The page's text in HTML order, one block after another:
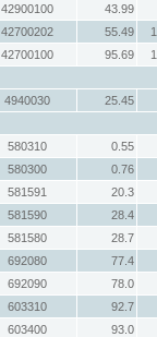
42900100
43.99
42700202 55.49
42700100 95.69
4940030
25.45
580310
0.55
580300
0.76
581591
20.3
581590
28.4
581580
28.7
692080
77.4
692090
78.0
603310
92.7
603400
93.0